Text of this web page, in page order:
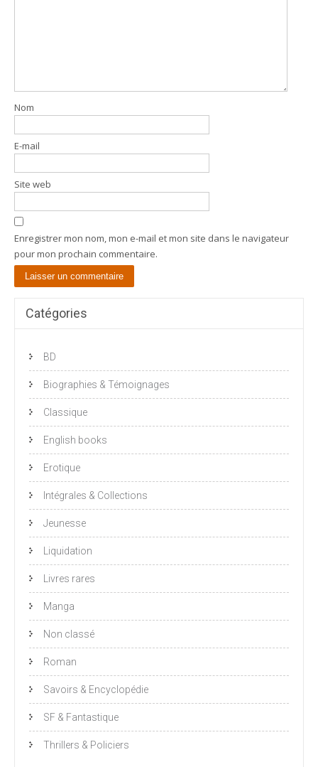
Nom
E-mail
Site web
Enregistrer mon nom, mon e-mail et mon site dans le navigateur
pour mon prochain commentaire.
Catégories
BD
Biographies & Témoignages
Classique
English books
Erotique
Intégrales & Collections
Jeunesse
Liquidation
Livres rares
Manga
Non classé
Roman
Savoirs & Encyclopédie
SF & Fantastique
Thrillers & Policiers